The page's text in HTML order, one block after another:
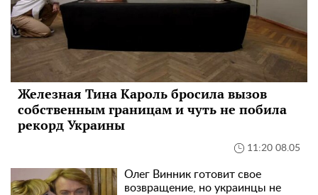
Железная Тина Кароль бросила вызов
собственным границам и чуть не побила
рекорд Украины
11:20 08.05
Олег Винник готовит свое
возвращение, но украинцы не